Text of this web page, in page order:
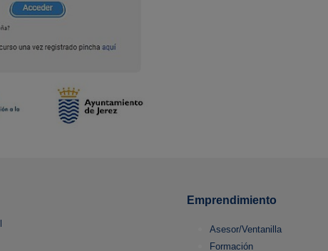
Emprendimiento
Asesor/Ventanilla
Formación